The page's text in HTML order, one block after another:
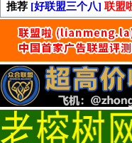
推荐 [好联盟三个八] 联盟